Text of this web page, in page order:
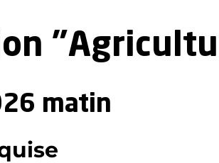
matin